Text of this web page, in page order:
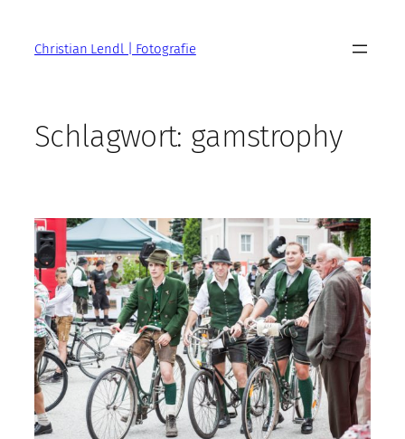
springenChristian Lendl | Fotografie
Schlagwort: gamstrophy